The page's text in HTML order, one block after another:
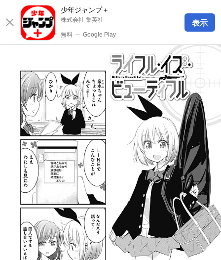
少年ジャンプ＋
株式会社 集英社
無料 ─ Google Play
表示